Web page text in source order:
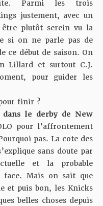
Parmi les trois
justement, avec un
être plutôt serein vu la
si on ne parle pas de
ce début de saison. On
Lillard et surtout C.J.
pour guider les
finir ?
le derby de New
pour l’affrontement
pas. La cote des
sans doute par
et la probable
face. Mais on sait que
et puis bon, les Knicks
belles choses depuis